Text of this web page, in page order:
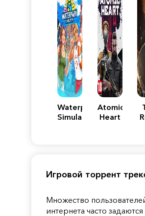
Waterpark
Simulator
Atomic
Heart
Игровой торрент
Множество
интернета часто задаются